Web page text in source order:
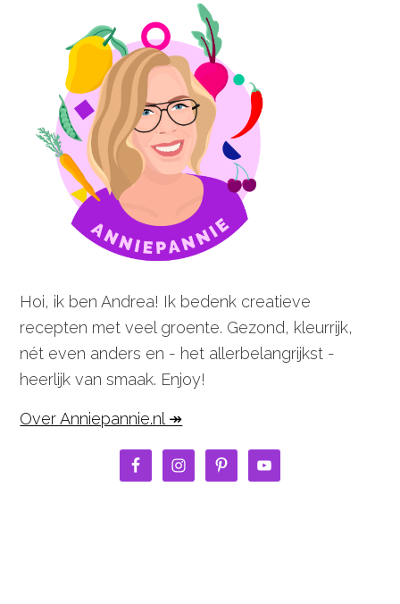
Hoi, ik ben Andrea! Ik bedenk creatieve
recepten met veel groente. Gezond, kleurrijk,
nét even anders en - het allerbelangrijkst -
heerlijk van smaak. Enjoy!
Over Anniepannie.nl ↠